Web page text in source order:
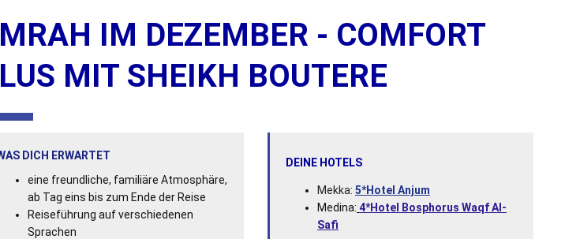
IM DEZEMBER - COMFORT
MIT SHEIKH BOUTERE
DICH ERWARTET
eine freundliche, familiäre Atmosphäre,
ab Tag eins bis zum Ende der Reise
Reiseführung auf verschiedenen
Sprachen
DEINE HOTELS
Mekka: 5*Hotel Anjum
Medina: 4*Hotel Bosphorus Waqf Al-
Safi